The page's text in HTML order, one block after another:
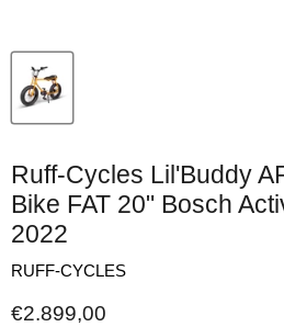
Ruff-Cycles Lil'Buddy
Bike FAT 20" Bosch
2022
RUFF-CYCLES
Prezzo attuale
€2.899,00